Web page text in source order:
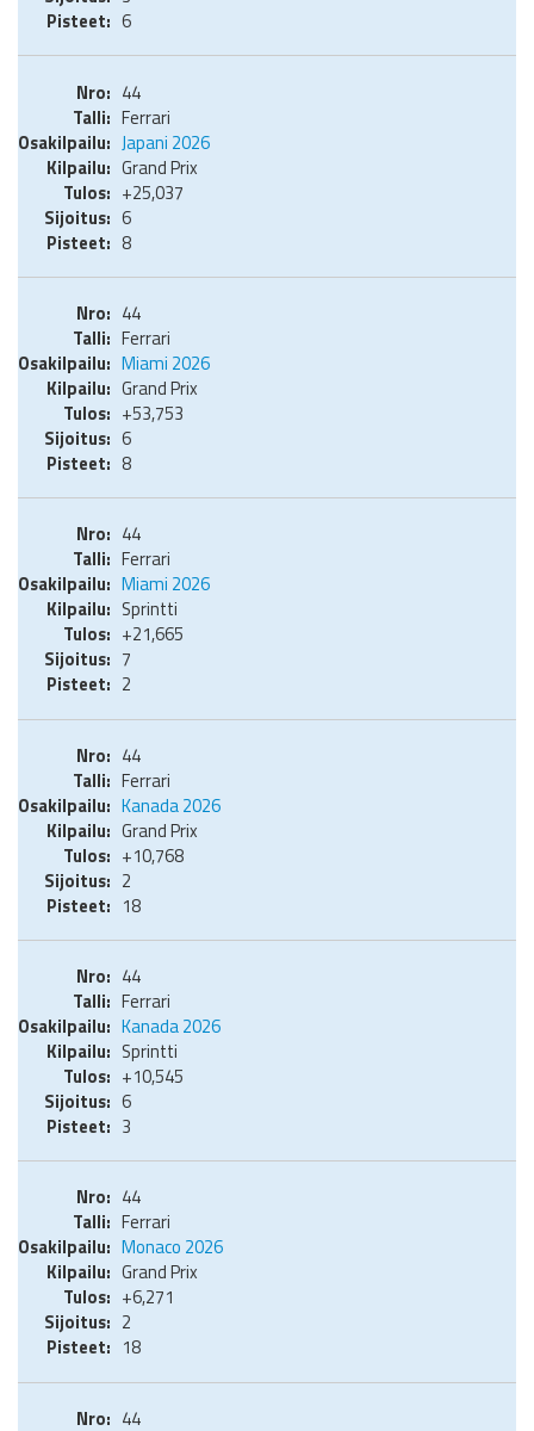
6
44
Ferrari
Japani 2026
Grand Prix
+25,037
6
8
44
Ferrari
Miami 2026
Grand Prix
+53,753
6
8
44
Ferrari
Miami 2026
Sprintti
+21,665
7
2
44
Ferrari
Kanada 2026
Grand Prix
+10,768
2
18
44
Ferrari
Kanada 2026
Sprintti
+10,545
6
3
44
Ferrari
Monaco 2026
Grand Prix
+6,271
2
18
44